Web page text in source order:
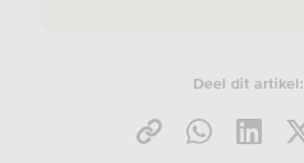
Deel dit artikel: